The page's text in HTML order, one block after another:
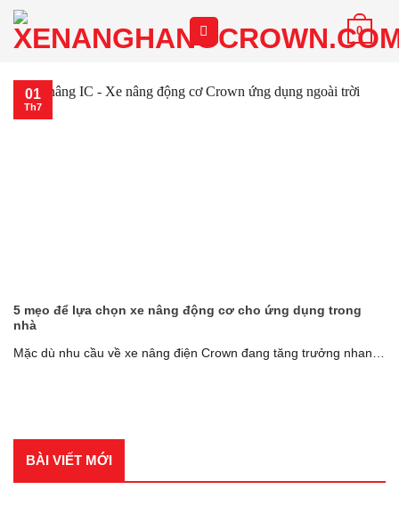
Chuyển
đến
dung
0
5 mẹo để lựa chọn xe nâng động cơ cho ứng dụng trong
nhà
Mặc dù nhu cầu về xe nâng điện Crown đang tăng trưởng nhanh
01
Th7
BÀI VIẾT MỚI